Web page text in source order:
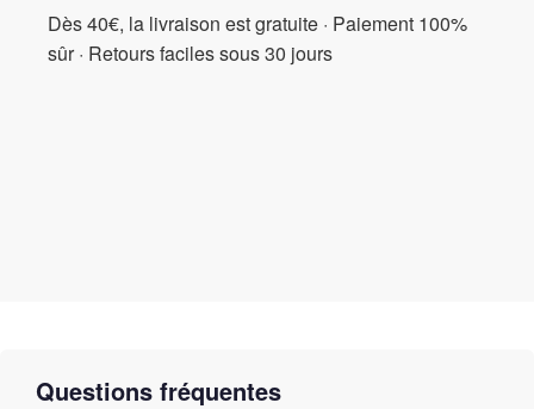
Dès 40€, la livraison est gratuite · Paiement 100%
sûr · Retours faciles sous 30 jours
Questions fréquentes